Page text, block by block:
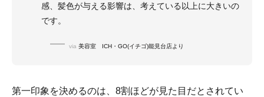
感、髪色が与える影響は、考えている以上に大きいの
です。
via 美容室 ICH・GO(イチゴ)能見台店より
第一印象を決めるのは、8割ほどが見た目だとされてい